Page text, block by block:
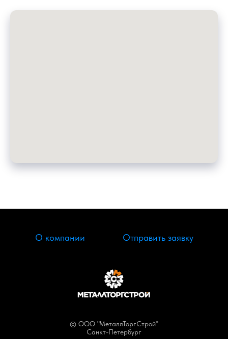
О компании Отправить заявку
© ООО "МеталлТоргСтрой"
Санкт-Петербург